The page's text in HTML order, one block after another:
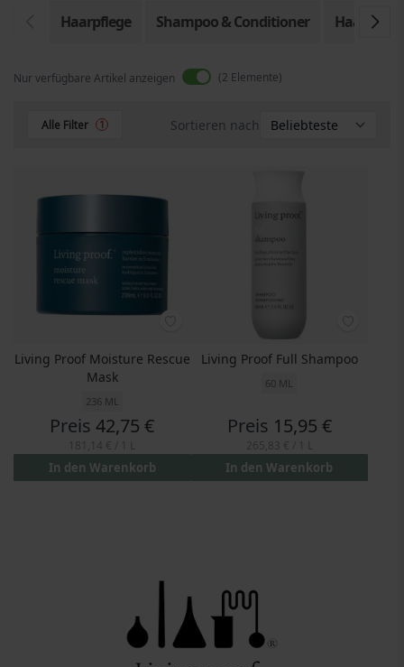
Haarpflege Shampoo & Conditioner
Nur verfügbare Artikel anzeigen 2 Elemente
Alle Filter 1 Sortieren nach
Living Proof Moisture Rescue
Mask
236 ML
Preis 42,75 €
In den Warenkorb
Living Proof Full Shampoo
60 ML
Preis 15,95 €
In den Warenkorb